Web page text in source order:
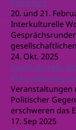
Frankfurt
20. und 21.
Interkulturelle
24. Okt. 2025
Interkulturelle
Veranstaltungen
Politischer
erschweren das
17. Sep 2025